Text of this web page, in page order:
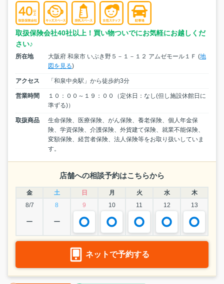
取扱保険会社40社以上！買い物ついでにお気軽にお越しくだ
さい♪
所在地 大阪府 和泉市 いぶき野５－１－１２ アムゼモール１Ｆ (地
図を見る)
アクセス 「和泉中央駅」から徒歩約3分
営業時間
１０：００～１９：００（定休日：なし(但し施設休館日に
準ずる)）
取扱商品
生命保険、医療保険、がん保険、養老保険、個人年金保
険、学資保険、介護保険、外貨建て保険、就業不能保険、
変額保険、経営者保険、法人保険等をお取り扱いしていま
す。
店舗への相談予約はこちらから
金 土 日 月 火 水
木
8/7
8 9 10 11 12 13
ー ー
ネットで予約する